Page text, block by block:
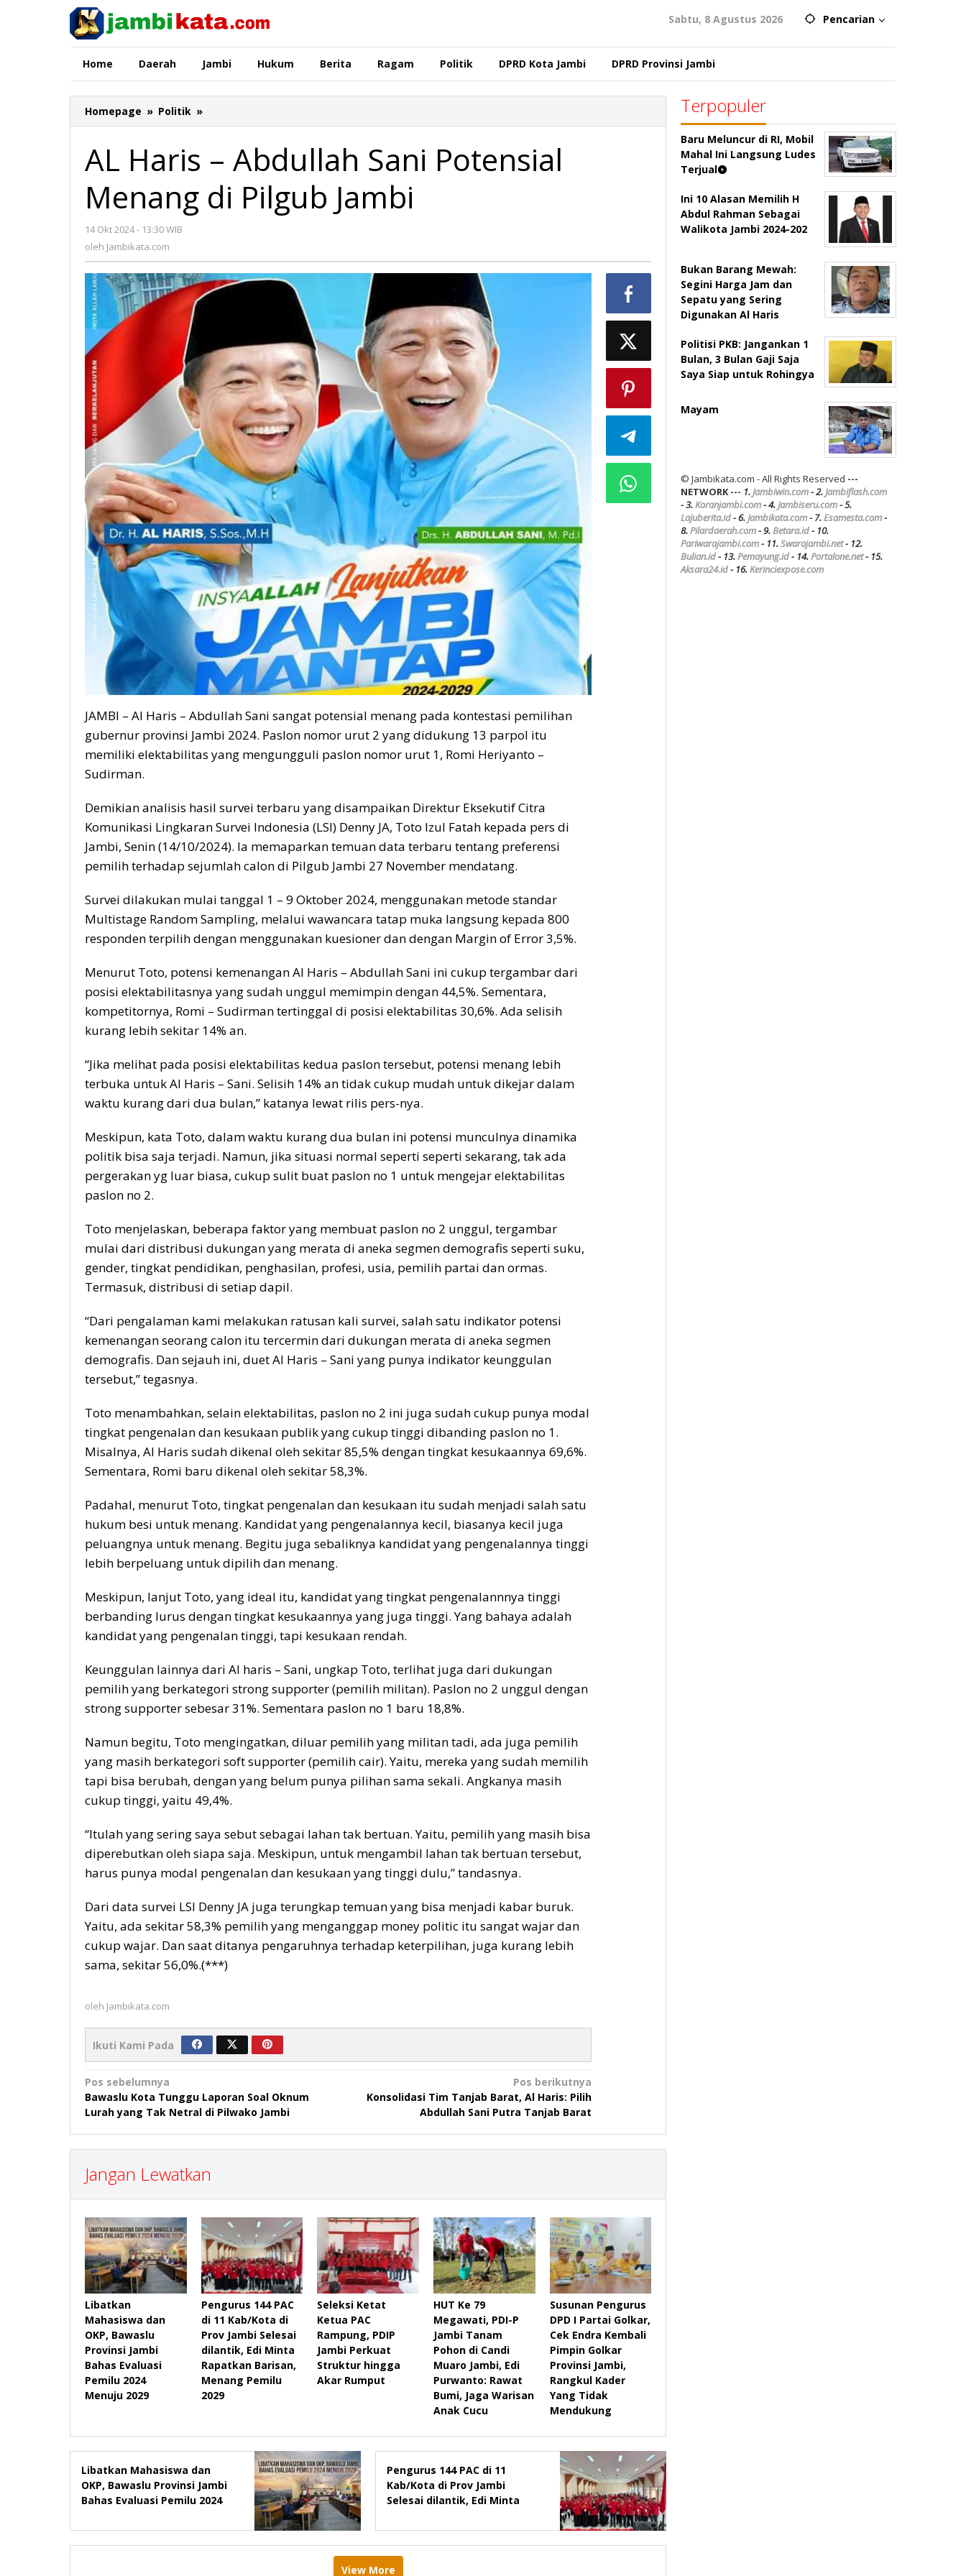
Sabtu, 8 Agustus 2026 Pencarian
Home Daerah Jambi Hukum Berita Ragam Politik DPRD Kota Jambi DPRD Provinsi Jambi
Homepage » Politik »
Haris
Abdullah
Potensial
Menang
AL Haris – Abdullah Sani Potensial
Menang di Pilgub Jambi
14 Okt 2024 - 13:30 WIB
oleh Jambikata.com
JAMBI – Al Haris – Abdullah Sani sangat potensial menang pada kontestasi pemilihan
gubernur provinsi Jambi 2024. Paslon nomor urut 2 yang didukung 13 parpol itu
memiliki elektabilitas yang mengungguli paslon nomor urut 1, Romi Heriyanto –
Sudirman.
Demikian analisis hasil survei terbaru yang disampaikan Direktur Eksekutif Citra
Komunikasi Lingkaran Survei Indonesia (LSI) Denny JA, Toto Izul Fatah kepada pers di
Jambi, Senin (14/10/2024). Ia memaparkan temuan data terbaru tentang preferensi
pemilih terhadap sejumlah calon di Pilgub Jambi 27 November mendatang.
Survei dilakukan mulai tanggal 1 – 9 Oktober 2024, menggunakan metode standar
Multistage Random Sampling, melalui wawancara tatap muka langsung kepada 800
responden terpilih dengan menggunakan kuesioner dan dengan Margin of Error 3,5%.
Menurut Toto, potensi kemenangan Al Haris – Abdullah Sani ini cukup tergambar dari
posisi elektabilitasnya yang sudah unggul memimpin dengan 44,5%. Sementara,
kompetitornya, Romi – Sudirman tertinggal di posisi elektabilitas 30,6%. Ada selisih
kurang lebih sekitar 14% an.
“Jika melihat pada posisi elektabilitas kedua paslon tersebut, potensi menang lebih
terbuka untuk Al Haris – Sani. Selisih 14% an tidak cukup mudah untuk dikejar dalam
waktu kurang dari dua bulan,” katanya lewat rilis pers-nya.
Meskipun, kata Toto, dalam waktu kurang dua bulan ini potensi munculnya dinamika
politik bisa saja terjadi. Namun, jika situasi normal seperti seperti sekarang, tak ada
pergerakan yg luar biasa, cukup sulit buat paslon no 1 untuk mengejar elektabilitas
paslon no 2.
Toto menjelaskan, beberapa faktor yang membuat paslon no 2 unggul, tergambar
mulai dari distribusi dukungan yang merata di aneka segmen demografis seperti suku,
gender, tingkat pendidikan, penghasilan, profesi, usia, pemilih partai dan ormas.
Termasuk, distribusi di setiap dapil.
“Dari pengalaman kami melakukan ratusan kali survei, salah satu indikator potensi
kemenangan seorang calon itu tercermin dari dukungan merata di aneka segmen
demografis. Dan sejauh ini, duet Al Haris – Sani yang punya indikator keunggulan
tersebut,” tegasnya.
Toto menambahkan, selain elektabilitas, paslon no 2 ini juga sudah cukup punya modal
tingkat pengenalan dan kesukaan publik yang cukup tinggi dibanding paslon no 1.
Misalnya, Al Haris sudah dikenal oleh sekitar 85,5% dengan tingkat kesukaannya 69,6%.
Sementara, Romi baru dikenal oleh sekitar 58,3%.
Padahal, menurut Toto, tingkat pengenalan dan kesukaan itu sudah menjadi salah satu
hukum besi untuk menang. Kandidat yang pengenalannya kecil, biasanya kecil juga
peluangnya untuk menang. Begitu juga sebaliknya kandidat yang pengenalannya tinggi
lebih berpeluang untuk dipilih dan menang.
Meskipun, lanjut Toto, yang ideal itu, kandidat yang tingkat pengenalannnya tinggi
berbanding lurus dengan tingkat kesukaannya yang juga tinggi. Yang bahaya adalah
kandidat yang pengenalan tinggi, tapi kesukaan rendah.
Keunggulan lainnya dari Al haris – Sani, ungkap Toto, terlihat juga dari dukungan
pemilih yang berkategori strong supporter (pemilih militan). Paslon no 2 unggul dengan
strong supporter sebesar 31%. Sementara paslon no 1 baru 18,8%.
Namun begitu, Toto mengingatkan, diluar pemilih yang militan tadi, ada juga pemilih
yang masih berkategori soft supporter (pemilih cair). Yaitu, mereka yang sudah memilih
tapi bisa berubah, dengan yang belum punya pilihan sama sekali. Angkanya masih
cukup tinggi, yaitu 49,4%.
“Itulah yang sering saya sebut sebagai lahan tak bertuan. Yaitu, pemilih yang masih bisa
diperebutkan oleh siapa saja. Meskipun, untuk mengambil lahan tak bertuan tersebut,
harus punya modal pengenalan dan kesukaan yang tinggi dulu,” tandasnya.
Dari data survei LSI Denny JA juga terungkap temuan yang bisa menjadi kabar buruk.
Yaitu, ada sekitar 58,3% pemilih yang menganggap money politic itu sangat wajar dan
cukup wajar. Dan saat ditanya pengaruhnya terhadap keterpilihan, juga kurang lebih
sama, sekitar 56,0%.(***)
oleh Jambikata.com
Ikuti Kami Pada
Navigasi
pos
Pos sebelumnya
Bawaslu Kota Tunggu Laporan Soal Oknum
Lurah yang Tak Netral di Pilwako Jambi
Pos berikutnya
Konsolidasi Tim Tanjab Barat, Al Haris: Pilih
Abdullah Sani Putra Tanjab Barat
Jangan Lewatkan
Libatkan
Mahasiswa dan
OKP, Bawaslu
Provinsi Jambi
Bahas Evaluasi
Pemilu 2024
Menuju 2029
Pengurus 144 PAC
di 11 Kab/Kota di
Prov Jambi Selesai
dilantik, Edi Minta
Rapatkan Barisan,
Menang Pemilu
2029
Seleksi Ketat
Ketua PAC
Rampung, PDIP
Jambi Perkuat
Struktur hingga
Akar Rumput
HUT Ke 79
Megawati, PDI-P
Jambi Tanam
Pohon di Candi
Muaro Jambi, Edi
Purwanto: Rawat
Bumi, Jaga Warisan
Anak Cucu
Susunan Pengurus
DPD I Partai Golkar,
Cek Endra Kembali
Pimpin Golkar
Provinsi Jambi,
Rangkul Kader
Yang Tidak
Mendukung
Libatkan Mahasiswa dan
OKP, Bawaslu Provinsi Jambi
Bahas Evaluasi Pemilu 2024
Pengurus 144 PAC di 11
Kab/Kota di Prov Jambi
Selesai dilantik, Edi Minta
Pemilu 2029
View More
Terpopuler
Baru Meluncur di RI, Mobil
Mahal Ini Langsung Ludes
Terjual
Ini 10 Alasan Memilih H
Abdul Rahman Sebagai
Walikota Jambi 2024-202
Bukan Barang Mewah:
Segini Harga Jam dan
Sepatu yang Sering
Digunakan Al Haris
Politisi PKB: Jangankan 1
Bulan, 3 Bulan Gaji Saja
Saya Siap untuk Rohingya
Mayam
© Jambikata.com - All Rights Reserved ---
NETWORK --- 1.Jambiwin.com- 2.Jambiflash.com
- 3.Koranjambi.com- 4.Jambiseru.com- 5.
Lajuberita.id- 6.Jambikata.com- 7.Esamesta.com-
8.Pilardaerah.com- 9.Betara.id- 10.
Pariwarajambi.com- 11.Swarajambi.net- 12.
Bulian.id- 13.Pemayung.id- 14.Portalone.net- 15.
Aksara24.id- 16.Kerinciexpose.com